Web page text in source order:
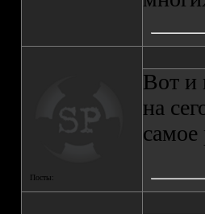
Посты:
Вот и
на
самое